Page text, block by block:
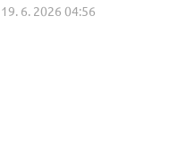
19. 6. 2026 04:56